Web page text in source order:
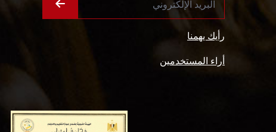
رأيك يهمنا
أراء المستخدمين